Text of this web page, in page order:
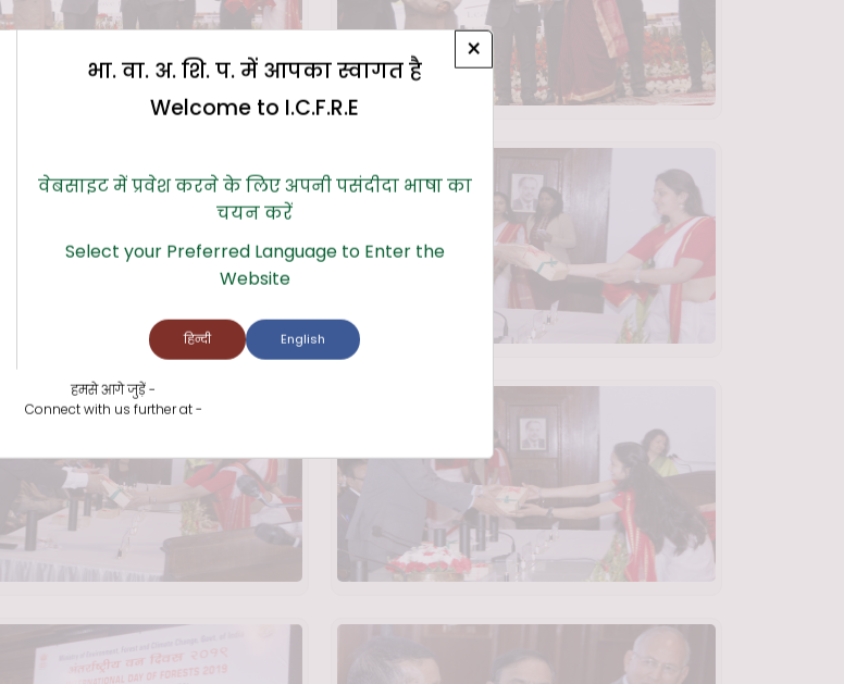
×
भा. वा. अ. शि. प. में आपका स्वागत है
Welcome to I.C.F.R.E
वेबसाइट में प्रवेश करने के लिए अपनी पसंदीदा भाषा का
चयन करें
Select your Preferred Language to Enter the
Website
हिन्दी English
हमसे आगे जुड़ें -
Connect with us further at -